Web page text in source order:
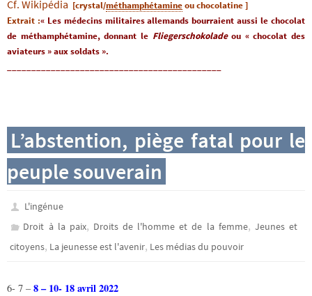
Cf. Wikipédia [crystal/méthamphétamineou chocolatine ]
Extrait :« Les médecins militaires allemands bourraient aussi le chocolat
de méthamphétamine, donnant le Fliegerschokoladeou « chocolat des
aviateurs » aux soldats ».
L’abstention, piège fatal pour le
peuple souverain
L'ingénue
Droit à la paix, Droits de l'homme et de la femme, Jeunes et
citoyens, La jeunesse est l'avenir, Les médias du pouvoir
6- 7 –8 – 10- 18 avril 2022